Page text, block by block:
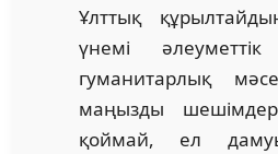
Ұлттық
үнемі
гуманитарлық
маңызды
қоймай, ел